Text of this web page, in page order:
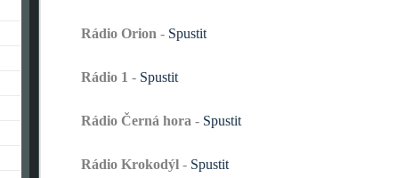
Rádio Orion - Spustit
Rádio 1 - Spustit
Rádio Černá hora - Spustit
Rádio Krokodýl - Spustit